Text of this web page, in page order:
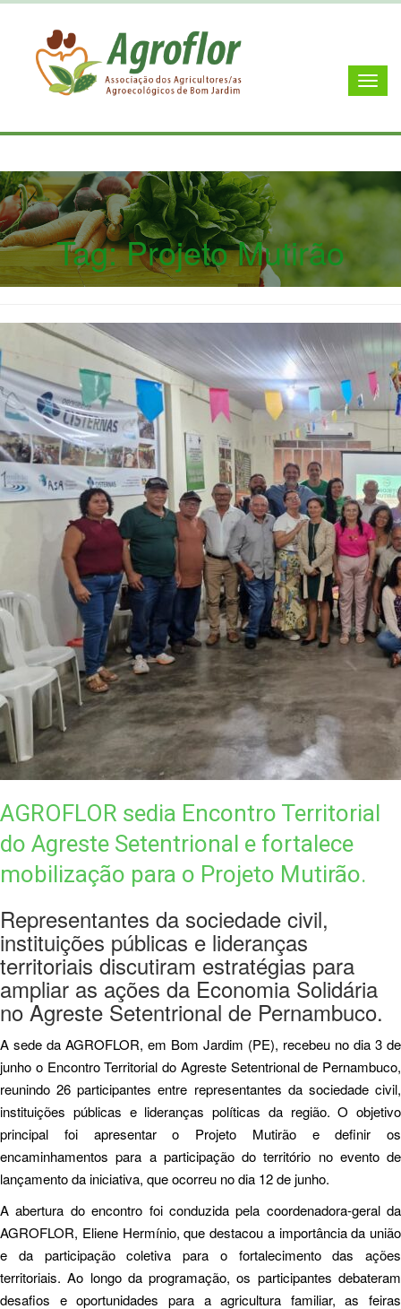
Tag:Projeto Mutirão
AGROFLOR sedia Encontro Territorial
do Agreste Setentrional e fortalece
mobilização para o Projeto Mutirão.
Representantes da sociedade civil,
instituições públicas e lideranças
territoriais discutiram estratégias para
ampliar as ações da Economia Solidária
no Agreste Setentrional de Pernambuco.
A sede da AGROFLOR, em Bom Jardim (PE), recebeu no dia 3 de
junho o Encontro Territorial do Agreste Setentrional de Pernambuco,
reunindo 26 participantes entre representantes da sociedade civil,
instituições públicas e lideranças políticas da região. O objetivo
principal foi apresentar o Projeto Mutirão e definir os
encaminhamentos para a participação do território no evento de
lançamento da iniciativa, que ocorreu no dia 12 de junho.
A abertura do encontro foi conduzida pela coordenadora-geral da
AGROFLOR, Eliene Hermínio, que destacou a importância da união
e da participação coletiva para o fortalecimento das ações
territoriais. Ao longo da programação, os participantes debateram
desafios e oportunidades para a agricultura familiar, as feiras